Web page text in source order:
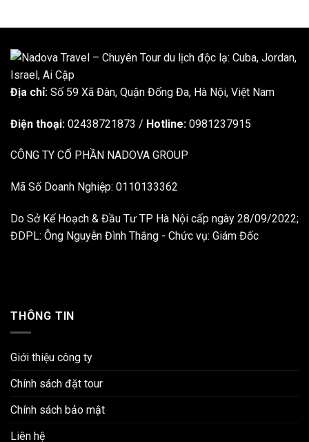
Địa chỉ: Số 59 Xã Đàn, Quận Đống Đa, ​​Hà Nội, Việt Nam
Điện thoại: 02438721873 / Hotline: 0981237915
CÔNG TY CỔ PHẦN NADOVA GROUP
Mã Số Doanh Nghiệp: 0110133362
Do Sở Kế Hoạch & Đầu Tư TP Hà Nội cấp ngày 28/09/2022;
ĐDPL: Ông Nguyễn Đình Thắng - Chức vụ: Giám Đốc
THÔNG TIN
Giới thiệu công ty
Chính sách đặt tour
Chính sách bảo mật
Liên hệ